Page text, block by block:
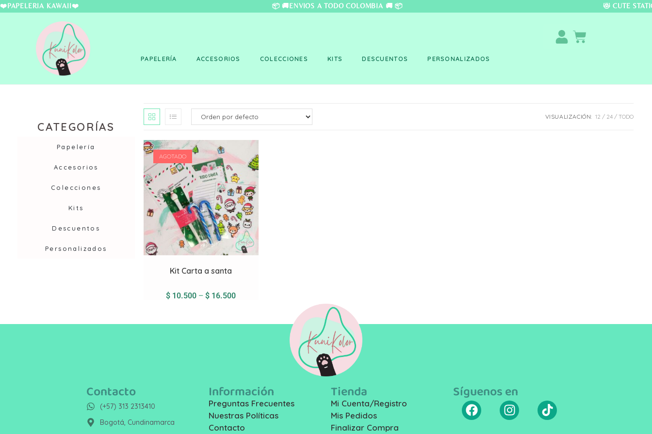
❤️PAPELERÍA KAWAII❤️ 📦 🚚ENVÍOS A TODO COLOMBIA 🚚 📦 😻
PAPELERÍA ACCESORIOS COLECCIONES KITS DESCUENTOS PERSONALIZADOS
CATEGORÍAS
Papelería
Accesorios
Colecciones
Kits
Descuentos
Personalizados
VISUALIZACIÓN: 12 24 TODO
AGOTADO
Kit Carta a santa
$ 10.500 – $ 16.500
Contacto
(+57) 313 2313410
Bogotá, Cundinamarca
Información
Preguntas Frecuentes
Nuestras Políticas
Contacto
Tienda
Mi Cuenta/Registro
Mis Pedidos
Finalizar Compra
Síguenos en